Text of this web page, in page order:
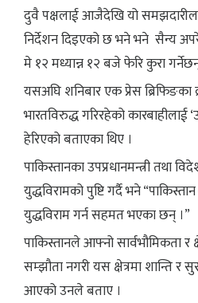
दुवै पक्षलाई आजैदेखि यो
निर्देशन दिइएको छ भने भने सैन्य
मे १२ मध्यान्न १२ बजे फेरि कुरा
यसअघि शनिबार एक प्रेस ब्रिफिङका
भारतविरुद्ध गरिरहेको कारबाहीलाई
हेरिएको बताएका थिए ।
पाकिस्तानका उपप्रधानमन्त्री तथा
युद्धविरामको पुष्टि गर्दै भने
युद्धविराम गर्न सहमत भएका छन् ।”
पाकिस्तानले आफ्नो सार्वभौमिकता र
सम्झौता नगरी यस क्षेत्रमा शान्ति र
आएको उनले बताए ।